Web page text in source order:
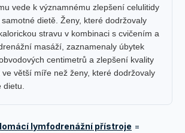
vede k významnému zlepšení celulitidy
dietě. Ženy, které dodržovaly
stravu v kombinaci s cvičením a
masáží, zaznamenaly úbytek
centimetrů a zlepšení kvality
ve větší míře než ženy, které dodržovaly
dietu.
lymfodrenážní přístroje =